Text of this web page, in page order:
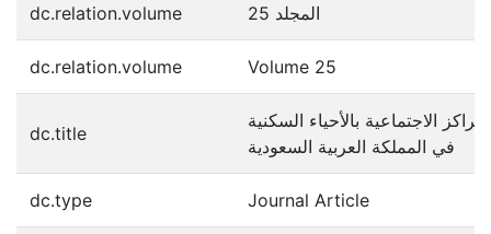
dc.relation.volume المجلد 25
dc.relation.volume Volume 25
dc.title
الاجتماعية بالأحياء السكنية
في المملكة العربية السعودية
dc.type Journal Article